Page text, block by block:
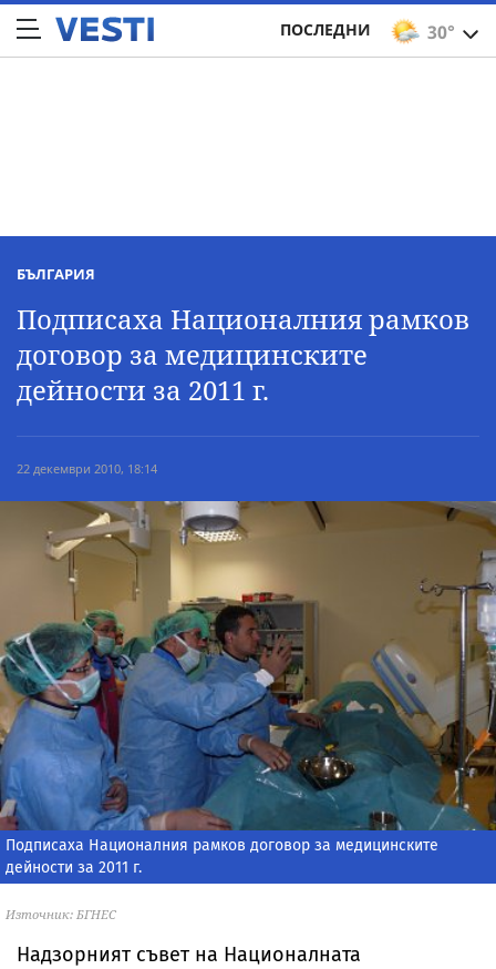
30°
ПОСЛЕДНИ
БЪЛГАРИЯ
Подписаха Националния рамков
договор за медицинските
дейности за 2011 г.
22 декември 2010, 18:14
Подписаха Националния рамков договор за медицинските
дейности за 2011 г.
Източник: БГНЕС
Надзорният съвет на Националната